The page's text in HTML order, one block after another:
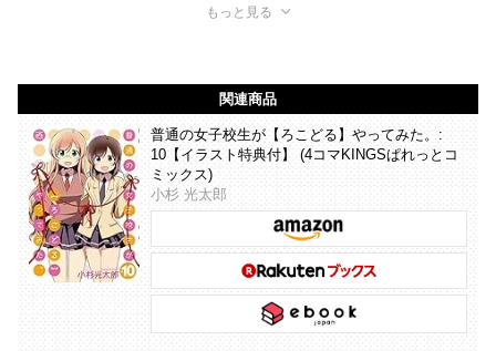
もっと見る
関連商品
普通の女子校生が【ろこどる】やってみた。:
10【イラスト特典付】 (4コマKINGSぱれっとコ
ミックス)
小杉 光太郎